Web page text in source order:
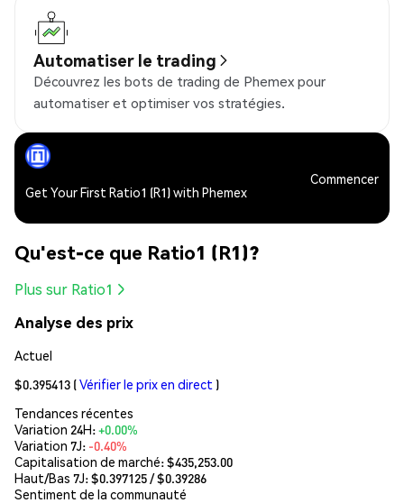
Automatiser le trading
Découvrez les bots de trading de Phemex pour
automatiser et optimiser vos stratégies.
Get Your First Ratio1 (R1) with Phemex
Commencer
Qu'est-ce que Ratio1 (R1)?
Plus sur Ratio1
Analyse des prix
Actuel
$0.395413 (Vérifier le prix en direct )
Tendances récentes
Variation 24H:+0.00%
Variation 7J: -0.40%
Capitalisation de marché:$435,253.00
Haut/Bas 7J: $0.397125/ $0.39286
Sentiment de la communauté